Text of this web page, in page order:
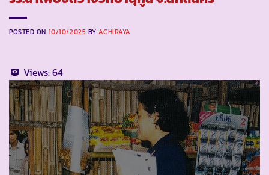
POSTED ON 10/10/2025 BYACHIRAYA
Views:64